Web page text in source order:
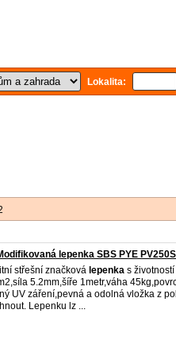
Lokalita:
lepenka SBS PYE
střešní značková lepenka s
5.2mm,šíře 1metr,váha
UV záření,pevná a odolná vložka z
Lepenku lz ...